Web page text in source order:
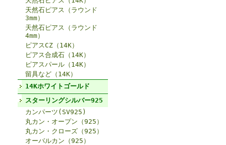
天然石ピアス（ラウンド
3mm）
天然石ピアス（ラウンド
4mm）
ピアスCZ（14K）
ピアス合成石（14K）
ピアスパール（14K）
留具など（14K）
14Kホワイトゴールド
スターリングシルバー925
カンパーツ(SV925)
丸カン・オープン（925）
丸カン・クローズ（925）
オーバルカン（925）